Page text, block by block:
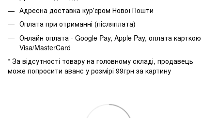
Адресна доставка курʼєром Нової Пошти
Оплата при отриманні (післяплата)
Онлайн оплата - Google Pay, Apple Pay, оплата карткою
Visa/MasterCard
* За відсутності товару на головному складі, продавець
може попросити аванс у розмірі 99грн за картину